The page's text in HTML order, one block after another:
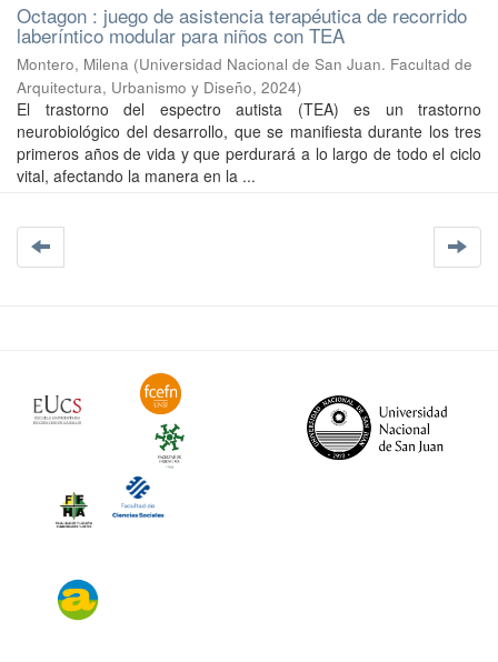
Octagon : juego de asistencia terapéutica de recorrido
laberíntico modular para niños con TEA
Montero, Milena (Universidad Nacional de San Juan. Facultad de
Arquitectura, Urbanismo y Diseño, 2024)
El trastorno del espectro autista (TEA) es un trastorno
neurobiológico del desarrollo, que se manifiesta durante los tres
primeros años de vida y que perdurará a lo largo de todo el ciclo
vital, afectando la manera en la ...